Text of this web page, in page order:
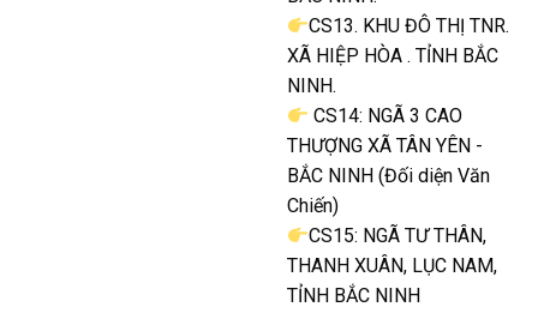
CS13. KHU ĐÔ THỊ TNR.
XÃ HIỆP HÒA . TỈNH BẮC
NINH.
CS14: NGÃ 3 CAO
THƯỢNG XÃ TÂN YÊN -
BẮC NINH (Đối diện Văn
Chiến)
CS15: NGÃ TƯ THÂN,
THANH XUÂN, LỤC NAM,
TỈNH BẮC NINH